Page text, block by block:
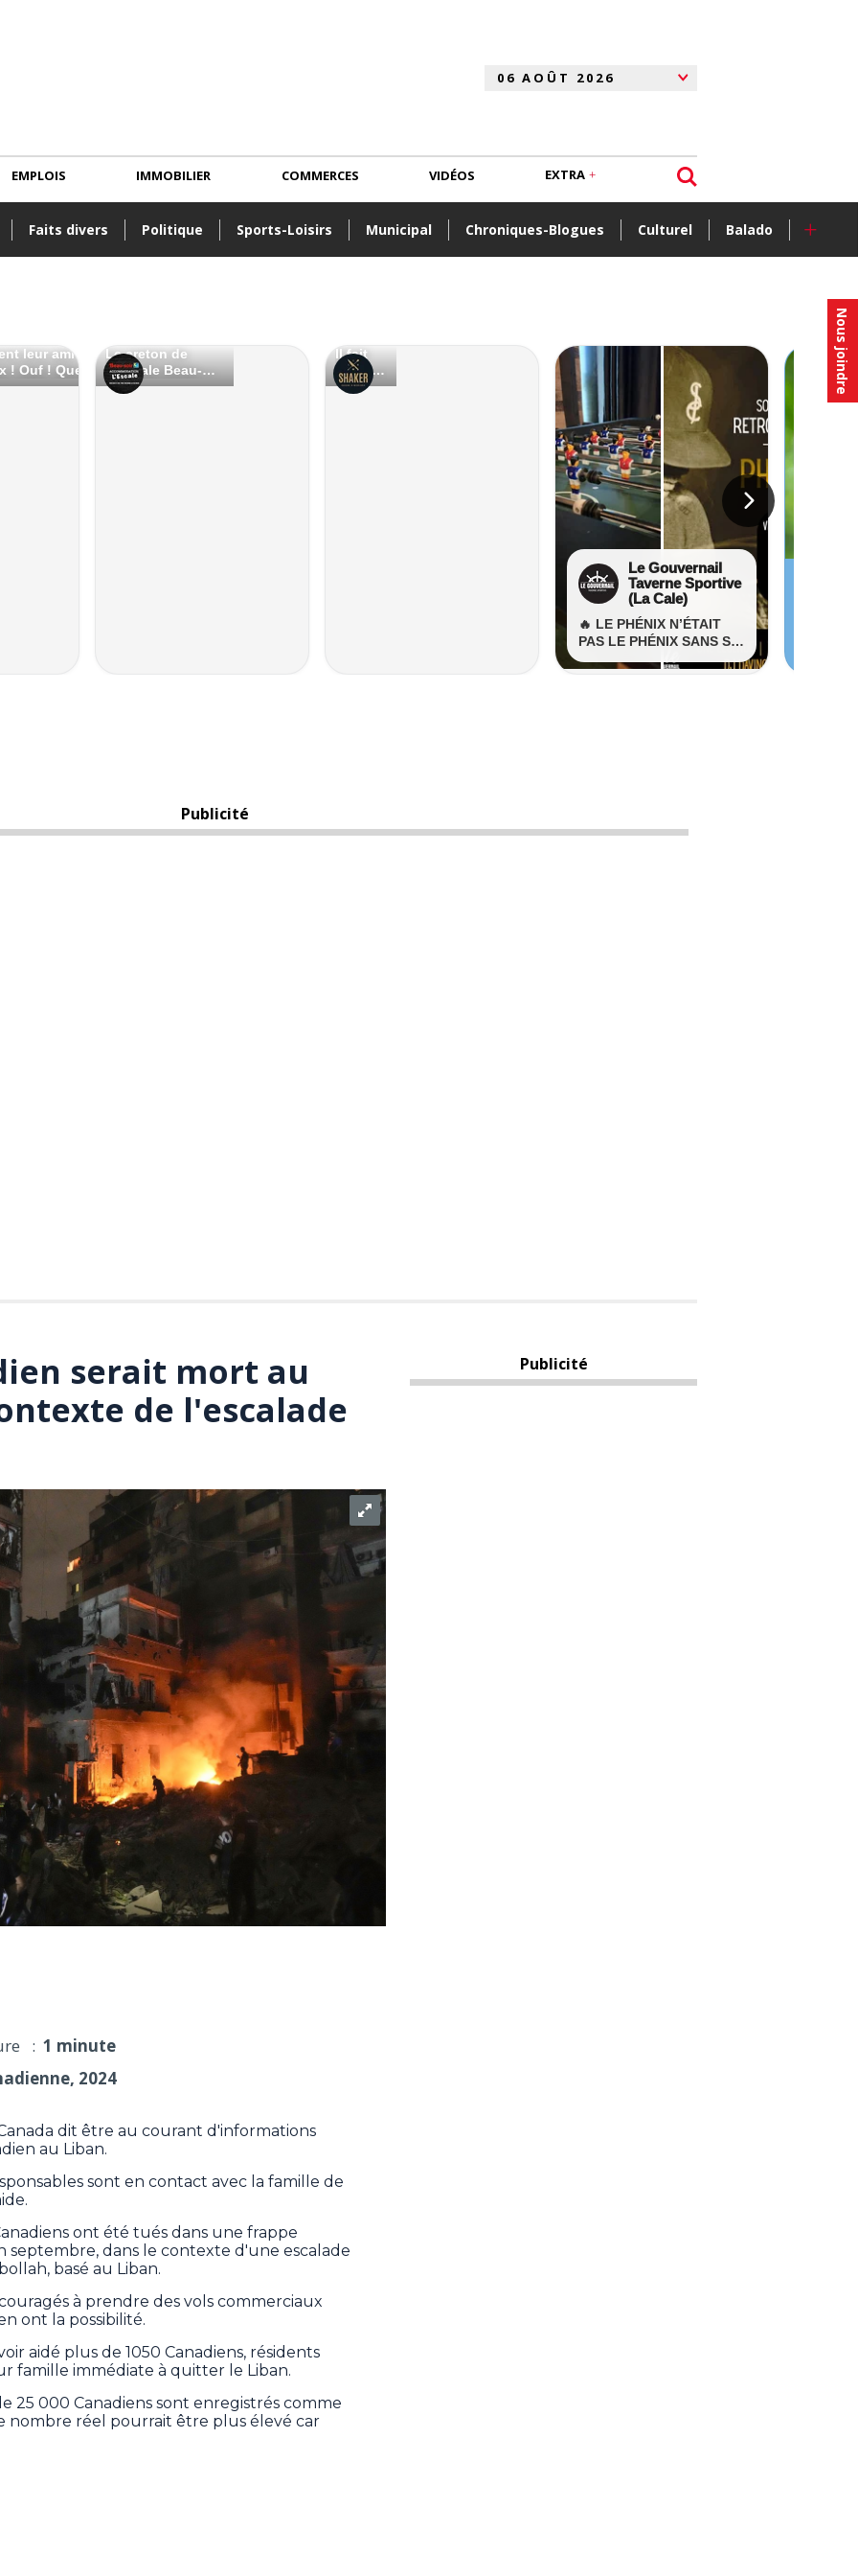
Nous joindre
Faits divers Politique Sports-Loisirs Municipal Chroniques-Blogues Culturel Balado +
EMPLOIS IMMOBILIER COMMERCES VIDÉOS EXTRA
Publicité
serait mort au
de l'escalade
: 1 minute
2024
dit être au courant d'informations
au Liban.
sont en contact avec la famille de
ont été tués dans une frappe
septembre, dans le contexte d'une escalade
basé au Liban.
à prendre des vols commerciaux
ont la possibilité.
aidé plus de 1050 Canadiens, résidents
famille immédiate à quitter le Liban.
25 000 Canadiens sont enregistrés comme
nombre réel pourrait être plus élevé car
Publicité